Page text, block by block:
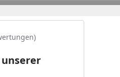
erhalten –